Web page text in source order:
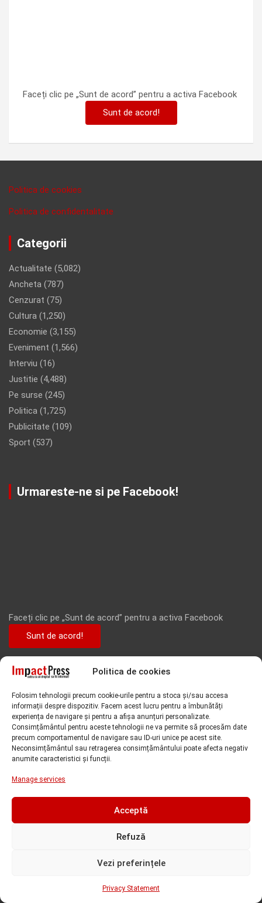
Politica de cookies
Folosim tehnologii precum cookie-urile pentru a stoca și/sau accesa
informații despre dispozitiv. Facem acest lucru pentru a îmbunătăți
experiența de navigare și pentru a afișa anunțuri personalizate.
Consimțământul pentru aceste tehnologii ne va permite să procesăm date
precum comportamentul de navigare sau ID-uri unice pe acest site.
Neconsimțământul sau retragerea consimțământului poate afecta negativ
anumite caracteristici și funcții.
Manage services
Acceptă
Refuză
Vezi preferințele
Privacy Statement
Faceți clic pe „Sunt de acord” pentru a activa Facebook
Sunt de acord!
Politica de cookies
Politica de confidentalitate
Categorii
Actualitate (5,082)
Ancheta (787)
Cenzurat (75)
Cultura (1,250)
Economie (3,155)
Eveniment (1,566)
Interviu (16)
Justitie (4,488)
Pe surse (245)
Politica (1,725)
Publicitate (109)
Sport (537)
Urmareste-ne si pe Facebook!
Faceți clic pe „Sunt de acord” pentru a activa Facebook
Sunt de acord!
Subiecte căutate de cititori
Alfred Simonis
arestare preventiva CCIA Timis
Cornel Samartinean Covid-19 CSM
Curtea de Apel Timisoara deces demisie DIICOT